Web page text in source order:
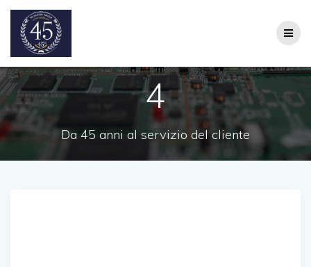
4
Da 45 anni al servizio del cliente